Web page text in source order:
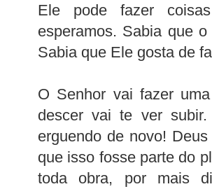
Ele pode fazer
esperamos. Sabia que
Sabia que Ele gosta de
O Senhor vai fazer
descer vai te ver
erguendo de novo!
que isso fosse parte do
toda obra, por mais